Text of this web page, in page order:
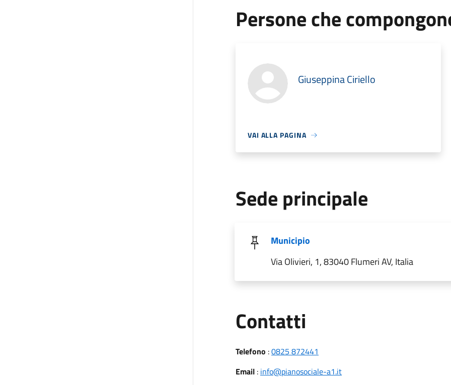
Persone che
Giuseppina Ciriello
VAI ALLA PAGINA
Sede principale
Municipio
Via Olivieri, 1, 83040 Flumeri AV, Italia
Contatti
Telefono :0825 872441
Email: info@pianosociale-a1.it